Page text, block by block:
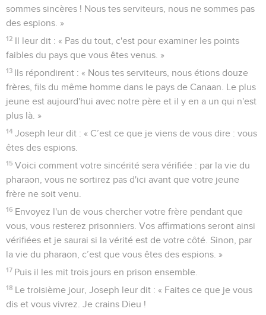
sommes sincères ! Nous tes serviteurs, nous ne sommes pas
des espions. »
12 Il leur dit : « Pas du tout, c'est pour examiner les points
faibles du pays que vous êtes venus. »
13 Ils répondirent : « Nous tes serviteurs, nous étions douze
frères, fils du même homme dans le pays de Canaan. Le plus
jeune est aujourd'hui avec notre père et il y en a un qui n'est
plus là. »
14 Joseph leur dit : « C’est ce que je viens de vous dire : vous
êtes des espions.
15 Voici comment votre sincérité sera vérifiée : par la vie du
pharaon, vous ne sortirez pas d'ici avant que votre jeune
frère ne soit venu.
16 Envoyez l'un de vous chercher votre frère pendant que
vous, vous resterez prisonniers. Vos affirmations seront ainsi
vérifiées et je saurai si la vérité est de votre côté. Sinon, par
la vie du pharaon, c’est que vous êtes des espions. »
17 Puis il les mit trois jours en prison ensemble.
18 Le troisième jour, Joseph leur dit : « Faites ce que je vous
dis et vous vivrez. Je crains Dieu !